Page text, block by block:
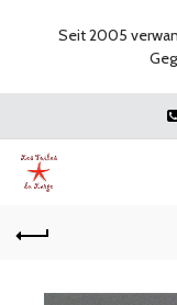
Seit 2005